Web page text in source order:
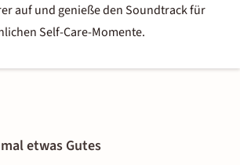
auf und genieße den Soundtrack für
Self-Care-Momente.
etwas Gutes